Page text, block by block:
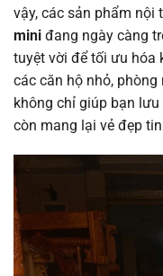
vậy, các sản phẩm nội
mini đang ngày càng
tuyệt vời để tối ưu hóa
các căn hộ nhỏ,
không chỉ giúp bạn
còn mang lại vẻ đẹp